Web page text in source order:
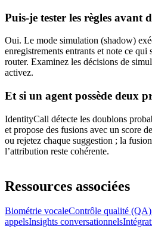
Puis-je tester les règles avant
Oui. Le mode simulation (shadow)
enregistrements entrants et note ce qui
router. Examinez les décisions de
activez.
Et si un agent possède deux
IdentityCall détecte les doublons
et propose des fusions avec un score
ou rejetez chaque suggestion ; la
l’attribution reste cohérente.
Ressources associées
Biométrie vocaleContrôle qualité (QA)
appelsInsights conversationnels